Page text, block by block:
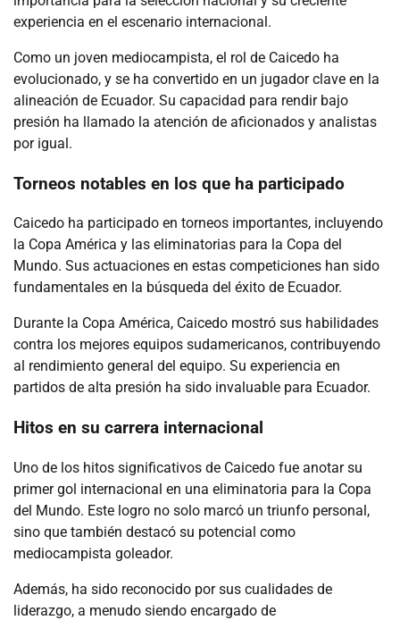
experiencia en el escenario internacional.
Como un joven mediocampista, el rol de Caicedo ha
evolucionado, y se ha convertido en un jugador clave en la
alineación de Ecuador. Su capacidad para rendir bajo
presión ha llamado la atención de aficionados y analistas
por igual.
Torneos notables en los que ha participado
Caicedo ha participado en torneos importantes, incluyendo
la Copa América y las eliminatorias para la Copa del
Mundo. Sus actuaciones en estas competiciones han sido
fundamentales en la búsqueda del éxito de Ecuador.
Durante la Copa América, Caicedo mostró sus habilidades
contra los mejores equipos sudamericanos, contribuyendo
al rendimiento general del equipo. Su experiencia en
partidos de alta presión ha sido invaluable para Ecuador.
Hitos en su carrera internacional
Uno de los hitos significativos de Caicedo fue anotar su
primer gol internacional en una eliminatoria para la Copa
del Mundo. Este logro no solo marcó un triunfo personal,
sino que también destacó su potencial como
mediocampista goleador.
Además, ha sido reconocido por sus cualidades de
liderazgo, a menudo siendo encargado de